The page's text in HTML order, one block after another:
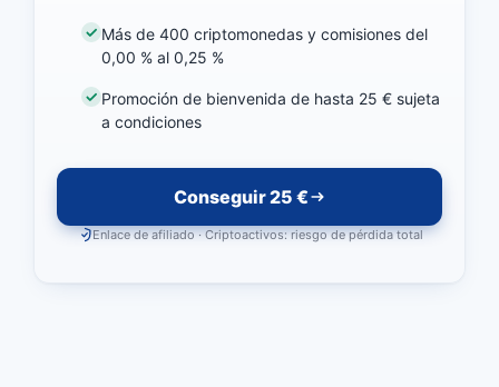
Más de 400 criptomonedas y comisiones del
0,00 % al 0,25 %
Promoción de bienvenida de hasta 25 € sujeta
a condiciones
Conseguir 25 €
Enlace de afiliado · Criptoactivos: riesgo de pérdida total